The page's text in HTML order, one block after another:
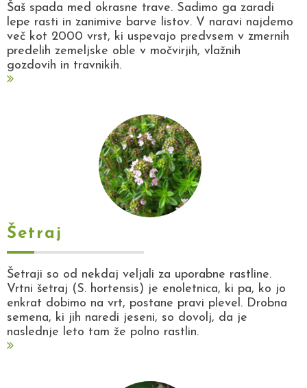
Šaš spada med okrasne trave. Sadimo ga zaradi
lepe rasti in zanimive barve listov. V naravi najdemo
več kot 2000 vrst, ki uspevajo predvsem v zmernih
predelih zemeljske oble v močvirjih, vlažnih
gozdovih in travnikih.
Šetraj
Šetraji so od nekdaj veljali za uporabne rastline.
Vrtni šetraj (S. hortensis) je enoletnica, ki pa, ko jo
enkrat dobimo na vrt, postane pravi plevel. Drobna
semena, ki jih naredi jeseni, so dovolj, da je
naslednje leto tam že polno rastlin.